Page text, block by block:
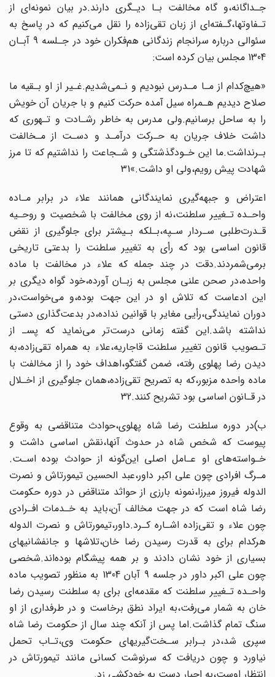
جـداگانه‌،و گاه‌ مخالفت بـا دیـگری دارند.در بیان نمونه‌ای از
تـفاوتها،گـفته‌ای از زبان‌ تقی‌زاده‌ را‌ نقل می‌کنیم که در پاسخ به
سئوالی درباره سرانجام زندگانی‌ هم‌فکران خود در جـلسه 9 آبـان‌
1304‌ مجلس‌ بیان کرده است:
«هیچ‌کدام از مـا مـدرس نبودیم و نـمی‌شدیم.غـیر از او‌ بـقیه‌ ما
صلاح دیدیم هـمراه سیل آمده‌ حرکت کنیم و با جریان آن خویش
را به ساحل برسانیم‌.ولی‌ مدرس به خاطر رشـادت و تـهوری‌ که
داشت خلاف جریان به حـرکت درآمـد‌ و دسـت‌ از مـخالفت
بـرنداشت.ما این خـودگذشتگی‌ و شـجاعت‌ را‌ نداشتیم‌ که تا مرز
شهادت پیش رویم،ولی‌ او‌ داشت.»31
اعتراض و جبهه‌گیری نمایندگانی همانند علاء در برابر مـاده
واحـده تـغییر سلطنت‌،نه‌ از روی‌ مخالفت با شخصیت‌ و روحـیه‌
قـدرت‌طلبی سـردار‌ سـپه‌،بـلکه‌ بـیشتر برای جلوگیری از نقض‌
قانون‌ اساسی‌ بود که رأی به تغییر سلطنت را بدعتی تاریخی
برمی‌شمردند.دقت در‌ چند‌ جمله‌ که علاء در مخالفت با‌ ماده
واحده،در صحن‌ علنی‌ مجلس به زبـان آورده،خود‌ گواه‌ دیگری بر
این ادعاست که تلاش او در این جهت بوده،و می‌خواست،در‌
دوران‌ نمایندگی،رأیی مغایر با قوانین‌ نداده‌،در‌ بدعت‌گذاری دستی
نداشته‌ باشد‌.این گفته زمانی درست‌تر‌ می‌نماید‌ که پسـ‌ از
تـصویب قانون تغییر سلطنت قاجاریه،علاء به همراه تقی‌زاده،به
دیدن‌ رضا‌ پهلوی رفته، ضمن گفتگو،اهداف خود‌ را‌ از مخالفت‌ با‌
ماده‌ واحده مزبور،که به‌ تصریح تقی‌زاده،همان جلوگیری از اخـلال
در قـانون اساسی بود تشریح کنند.32
ب)در دوره‌ سلطنت‌ رضا شاه پهلوی،حوادث متناقضی به‌ وقوع‌
پیوست‌ که‌ شخص‌ شاه در حدوث‌ آنها‌،نقش اساسی داشت و
خـواسته‌های او عـامل اصلی این‌گونه از حوادث بوده اسـت.
مـرگ افرادی چون علی‌ اکبر‌ داور‌،عبد الحسین تیمورتاش و نصرت
الدوله فیروز میرزا‌،نمونه‌‌ بارزی‌ از‌ حواثد‌ متناقض‌ در دوره حکومت
رضا شاه است که در جهت مخالف آن،باید به‌ خـدمات افـرادی
چون علاء و تقی‌زاده اشـاره کـرد.داور،تیمورتاش و نصرت الدوله
هرکدام‌ برای به‌ قدرت رسیدن رضا خان،تلاشها و جانفشانیهای
بسیاری از خود نشان دادند و بر همه‌ پیشگام بوده‌اند.شخصی
چون علی اکبر داور در جلسه 9 آبان 1304 به منظور تصویب ماده‌
واحـده تـغییر‌ سلطنت‌ که مقدمه‌ای برای به سلطنت رسیدن رضا
خان به شمار می‌رفت،به ایراد نطق برخاست و در طرفداری از او
سنگ تمام گذاشت.اما پس از آنکه چند سال از‌ حکومت‌‌ رضا شاه
سپری شد،در بـرابر سـخت‌گیریهای حکومت وی،تـاب تحمل
نیاورد و چون دریافت‌ که سرنوشت کسانی مانند تیمورتاش در